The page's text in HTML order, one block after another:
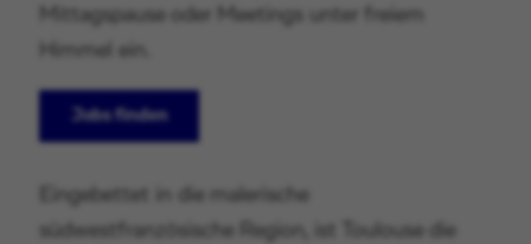
Mittagspause oder Meetings unter freiem
Himmel ein.
Jobs finden
Eingebettet in die malerische
südwestfranzösische Region, ist Toulouse die